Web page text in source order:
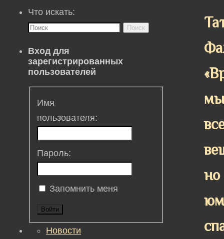
мы
но
Что искать:
Поиск
Вход для
зарегистрированных
пользователей
Имя
пользователя:
Пароль:
Запомнить меня
Войти
Новости